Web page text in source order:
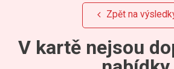
Zpět na
V kartě nejsou